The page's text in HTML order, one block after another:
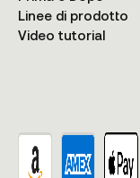
Linee di prodotto
Video tutorial